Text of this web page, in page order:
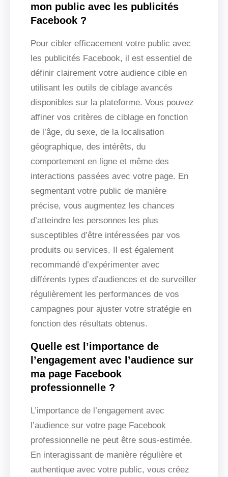
mon public avec les publicités
Facebook ?
Pour cibler efficacement votre public avec
les publicités Facebook, il est essentiel de
définir clairement votre audience cible en
utilisant les outils de ciblage avancés
disponibles sur la plateforme. Vous pouvez
affiner vos critères de ciblage en fonction
de l’âge, du sexe, de la localisation
géographique, des intérêts, du
comportement en ligne et même des
interactions passées avec votre page. En
segmentant votre public de manière
précise, vous augmentez les chances
d’atteindre les personnes les plus
susceptibles d’être intéressées par vos
produits ou services. Il est également
recommandé d’expérimenter avec
différents types d’audiences et de surveiller
régulièrement les performances de vos
campagnes pour ajuster votre stratégie en
fonction des résultats obtenus.
Quelle est l’importance de
l’engagement avec l’audience sur
ma page Facebook
professionnelle ?
L’importance de l’engagement avec
l’audience sur votre page Facebook
professionnelle ne peut être sous-estimée.
En interagissant de manière régulière et
authentique avec votre public, vous créez